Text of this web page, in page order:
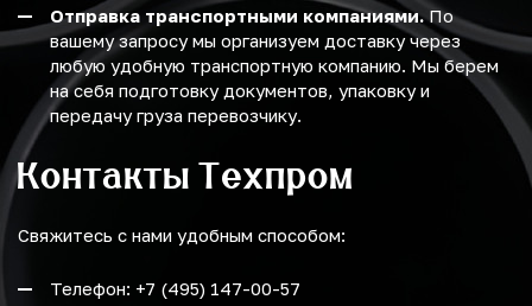
Отправка транспортными компаниями.По
вашему запросу мы организуем доставку через
любую удобную транспортную компанию. Мы берем
на себя подготовку документов, упаковку и
передачу груза перевозчику.
Контакты Техпром
Свяжитесь с нами удобным способом:
Телефон: +7 (495) 147-00-57